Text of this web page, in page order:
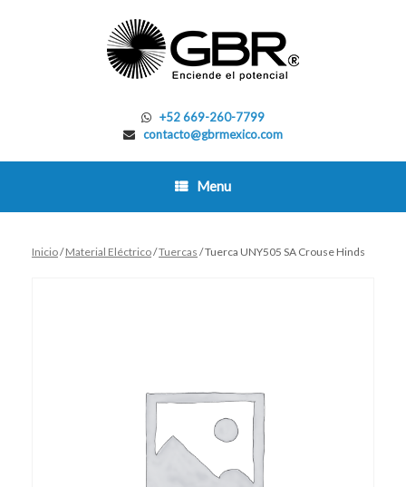
+52 669-260-7799
contacto@gbrmexico.com
Menu
Inicio/Material Eléctrico/Tuercas / Tuerca UNY505 SA Crouse Hinds